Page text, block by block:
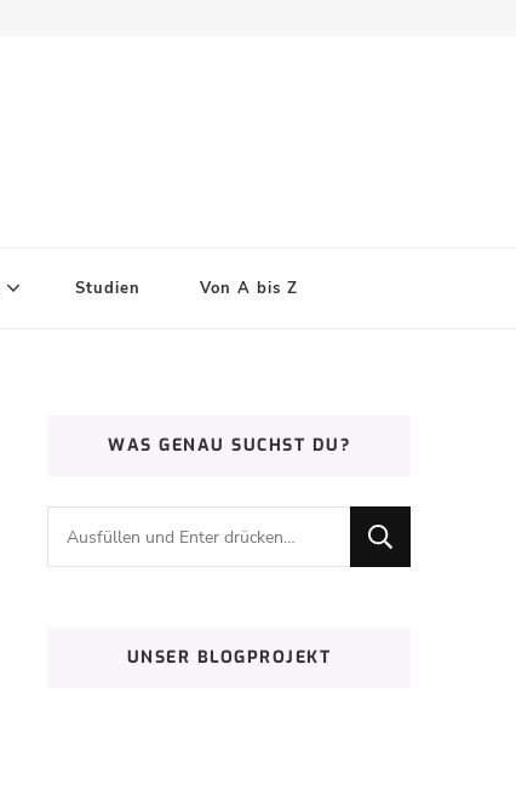
Studien Von A bis Z
WAS GENAU SUCHST DU?
Suchst
du
UNSER BLOGPROJEKT